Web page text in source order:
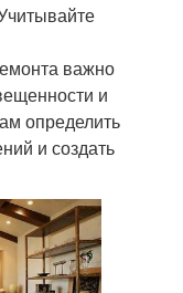
важно
и
определить
и создать